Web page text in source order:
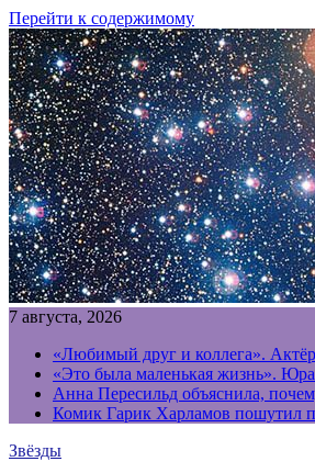
Перейти к содержимому
7 августа, 2026
«Любимый друг и коллега».
«Это была маленькая жизнь».
Анна Пересильд объяснила,
Комик Гарик Харламов пошутил
Звёзды